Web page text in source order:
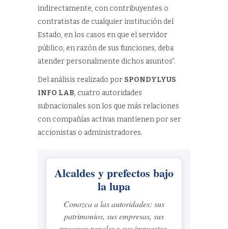
indirectamente, con contribuyentes o
contratistas de cualquier institución del
Estado, en los casos en que el servidor
público, en razón de sus funciones, deba
atender personalmente dichos asuntos”.
Del análisis realizado por SPONDYLYUS
INFO LAB, cuatro autoridades
subnacionales son los que más relaciones
con compañías activas mantienen por ser
accionistas o administradores.